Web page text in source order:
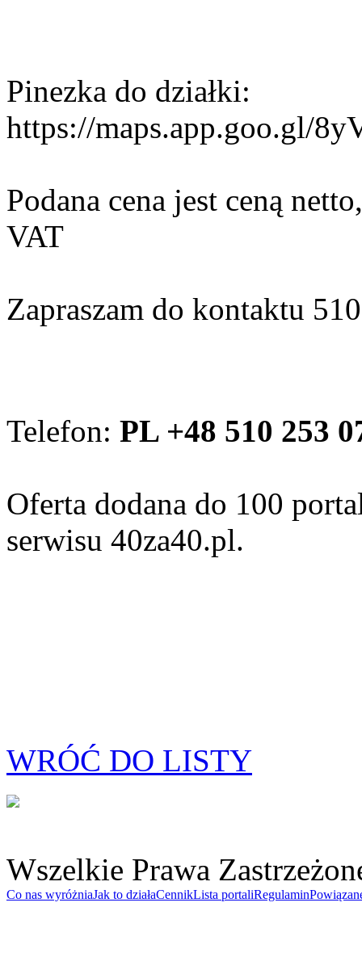
Pinezka do działki:
https://maps.app.goo.gl/
Podana cena jest ceną
VAT
Zapraszam do kontaktu
Telefon: PL +48 510 253
Oferta dodana do 100
serwisu 40za40.pl.
WRÓĆ DO LISTY
Wszelkie Prawa
Co nas wyróżniaJak to działaCennikLista portaliRegulamin